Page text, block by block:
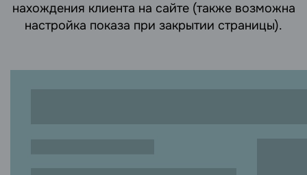
нахождения клиента на сайте (также возможна
настройка показа при закрытии страницы).